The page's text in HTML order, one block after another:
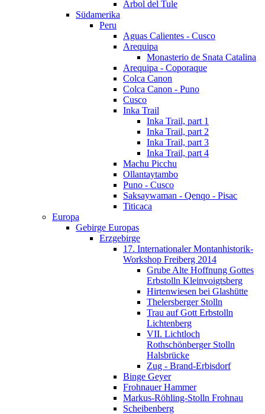
Árbol del Tule
Südamerika
Peru
Aguas Calientes - Cusco
Arequipa
Monasterio de Snata Catalina
Arequipa - Coporaque
Colca Canon
Colca Canon - Puno
Cusco
Inka Trail
Inka Trail, part 1
Inka Trail, part 2
Inka Trail, part 3
Inka Trail, part 4
Machu Picchu
Ollantaytambo
Puno - Cusco
Saksaywaman - Qenqo - Pisac
Titicaca
Europa
Gebirge Europas
Erzgebirge
17. Internationaler Montanhistorik-
Workshop Freiberg 2014
Grube Alte Hoffnung Gottes
Erbstolln Kleinvoigtsberg
Hirtenwiesen bei Glashütte
Thelersberger Stolln
Trau auf Gott Erbstolln
Lichtenberg
VII. Lichtloch
Rothschönberger Stolln
Halsbrücke
Zug - Brand-Erbisdorf
Binge Geyer
Frohnauer Hammer
Markus-Röhling-Stolln Frohnau
Scheibenberg